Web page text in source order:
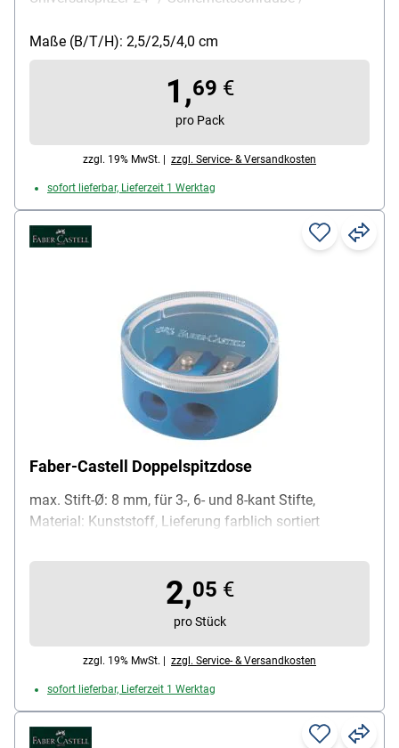
rosa / transparent, Lieferumfang: 2 Spitzdosen
Maße (B/T/H): 2,5/2,5/4,0 cm
1,69 €
pro Pack
zzgl. 19% MwSt. | zzgl. Service- & Versandkosten
sofort lieferbar, Lieferzeit 1 Werktag
Faber-Castell Doppelspitzdose
max. Stift-Ø: 8 mm, für 3-, 6- und 8-kant Stifte,
Material: Kunststoff, Lieferung farblich sortiert
2,05 €
pro Stück
zzgl. 19% MwSt. | zzgl. Service- & Versandkosten
sofort lieferbar, Lieferzeit 1 Werktag